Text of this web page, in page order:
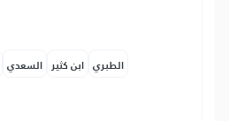
السعدي ابن كثير الطبري